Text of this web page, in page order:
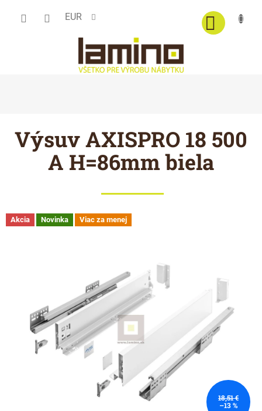
EUR
Výsuv AXISPRO 18 500
A H=86mm biela
Akcia Novinka Viac za menej
18,51 €
–13 %